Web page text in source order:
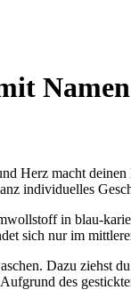
Herz macht
individuelles
in blau-
sich nur im
Dazu ziehst
des